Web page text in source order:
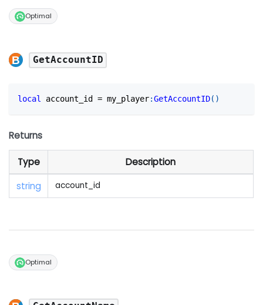
Optimal
GetAccountID
local account_id = my_player:GetAccountID( )
Returns
Type
Description
string
account_id
Optimal